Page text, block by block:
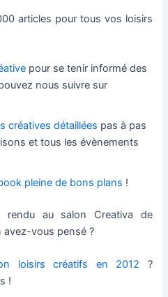
articles pour tous vos loisirs
pour se tenir informé des
nous suivre sur
créatives détaillées pas à pas
et tous les évènements
pleine de bons plans !
rendu au salon Creativa de
avez-vous pensé ?
loisirs créatifs en 2012 ?
!